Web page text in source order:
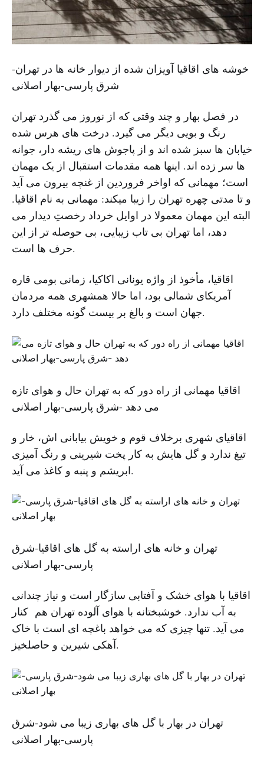
خوشه های اقاقیا آویزان شده از دیوار خانه ها در تهران-
شرق پارسی-بهار اصلانی
در فصل بهار و چند وقتی که از نوروز می گذرد تهران
رنگ و بویی دیگر می گیرد. درخت های هرس شده
خیابان ها سبز شده اند و از پاجوش های ریشه دار، جوانه
ها سر زده اند. اینها همه مقدمات استقبال از یک مهمان
است؛ مهمانی که اواخر فروردین از غنچه بیرون می آید
و تا مدتی چهره تهران را زیبا میکند: مهمانی به نام اقاقیا.
البته این مهمان معمولا در اوایل خرداد رخصتِ دیدار می
دهد، اما تهران بی تاب زیبایی، بی حوصله تر از این
حرف ها است.
اقاقیا، مأخوذ از واژه یونانی اکاکیا، زمانی بومی قاره
آمریکای شمالی بود، اما حالا همشهری همه مردمان
جهان است و بالغ بر بیست گونه مختلف دارد.
اقاقیا مهمانی از راه دور که به تهران حال و هوای تازه
می دهد -شرق پارسی-بهار اصلانی
اقاقیای شهری برخلاف قوم و خویش بیابانی اش، خار و
تیغ ندارد و گل هایش به کار پخت شیرینی و رنگ آمیزی
ابریشم و پنبه و کاغذ می آید.
تهران و خانه های اراسته به گل های اقاقیا-شرق
پارسی-بهار اصلانی
اقاقیا با هوای خشک و آفتابی سازگار است و نیاز چندانی
به آب ندارد. خوشبختانه با هوای آلوده تهران هم کنار
می آید. تنها چیزی که می خواهد باغچه ای است با خاک
آهکی شیرین و حاصلخیز.
تهران در بهار با گل های بهاری زیبا می شود-شرق
پارسی-بهار اصلانی